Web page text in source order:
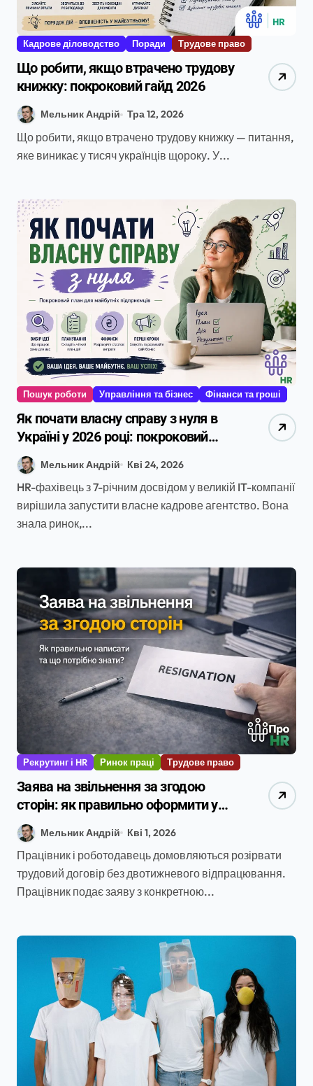
Кадрове діловодство Поради Трудове право
Що робити, якщо втрачено трудову
книжку: покроковий гайд 2026
Мельник Андрій Тра 12, 2026
Що робити, якщо втрачено трудову книжку — питання,
яке виникає у тисяч українців щороку. У...
Пошук роботи Управління та бізнес Фінанси та гроші
Як почати власну справу з нуля в
Україні у 2026 році: покроковий
практичний гайд
Мельник Андрій Кві 24, 2026
HR-фахівець з 7-річним досвідом у великій IT-компанії
вирішила запустити власне кадрове агентство. Вона
знала ринок,...
Рекрутинг і HR Ринок праці Трудове право
Заява на звільнення за згодою
сторін: як правильно оформити у
2026 році
Мельник Андрій Кві 1, 2026
Працівник і роботодавець домовляються розірвати
трудовий договір без двотижневого відпрацювання.
Працівник подає заяву з конкретною...